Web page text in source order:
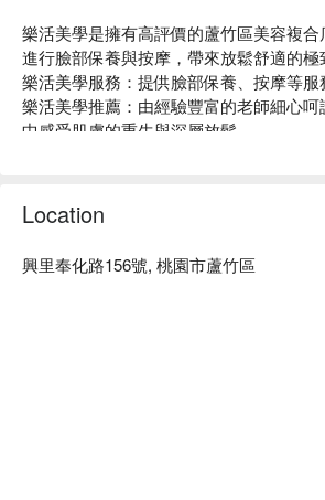
樂活美學是擁有高評價的蘆竹區美容複
進行臉部保養與按摩，帶來放鬆舒適的極
樂活美學服務：提供臉部保養、按摩等服
樂活美學推薦：由經驗豐富的老師細心
中感受肌膚的重生與深層放鬆。
Location
興里奉化路156號, 桃園市蘆竹區